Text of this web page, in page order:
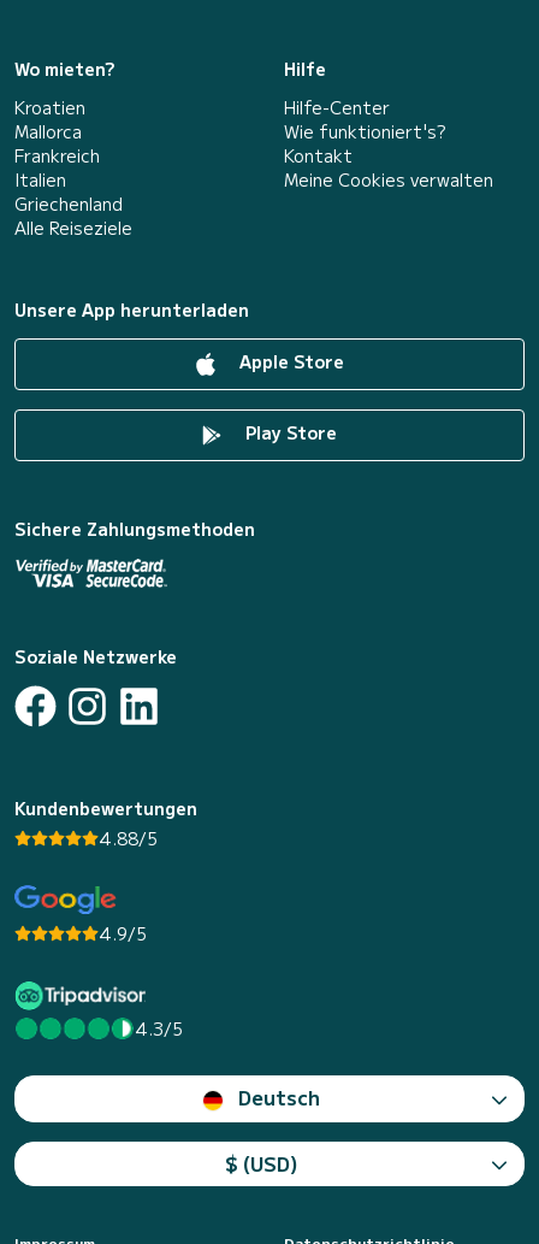
Wo mieten?
Kroatien
Mallorca
Frankreich
Italien
Griechenland
Alle Reiseziele
Hilfe
Hilfe-Center
Wie funktioniert's?
Kontakt
Meine Cookies verwalten
Unsere App herunterladen
Apple Store
Play Store
Sichere Zahlungsmethoden
Soziale Netzwerke
Kundenbewertungen
4.88/5
4.9/5
4.3/5
Deutsch
$ (USD)